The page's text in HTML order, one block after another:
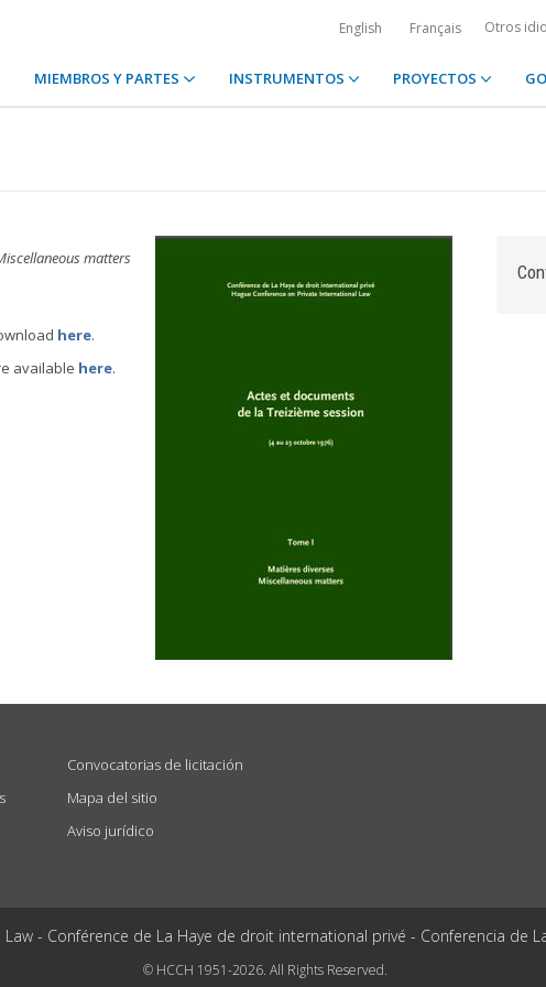
English Français Otros
MIEMBROS Y PARTES INSTRUMENTOS PROYECTOS
matters
here.
available here.
Convocatorias de licitación
Mapa del sitio
Aviso jurídico
- Conférence de La Haye de droit international privé - Conferencia de
© HCCH 1951-2026. All Rights Reserved.